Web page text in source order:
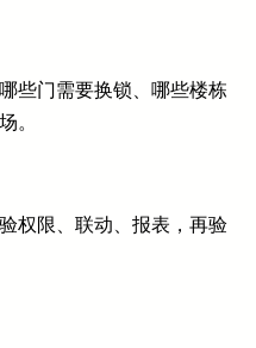
些门需要换锁、哪些楼栋
。
权限、联动、报表，再验